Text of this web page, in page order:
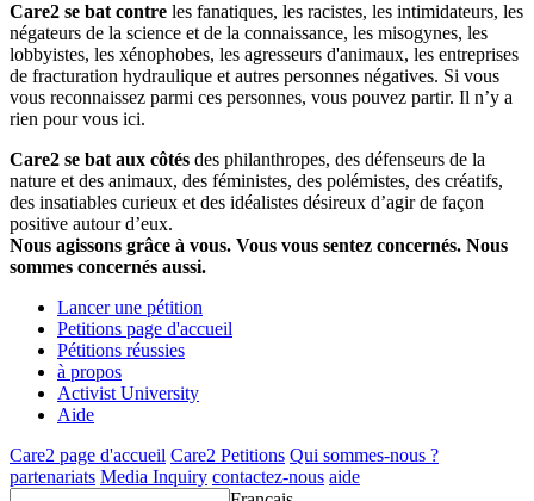
Care2 se bat contre les fanatiques, les racistes, les intimidateurs, les
négateurs de la science et de la connaissance, les misogynes, les
lobbyistes, les xénophobes, les agresseurs d'animaux, les entreprises
de fracturation hydraulique et autres personnes négatives. Si vous
vous reconnaissez parmi ces personnes, vous pouvez partir. Il n’y a
rien pour vous ici.
Care2 se bat aux côtés des philanthropes, des défenseurs de la
nature et des animaux, des féministes, des polémistes, des créatifs,
des insatiables curieux et des idéalistes désireux d’agir de façon
positive autour d’eux.
Nous agissons grâce à vous. Vous vous sentez concernés. Nous
sommes concernés aussi.
Lancer une pétition
Petitions page d'accueil
Pétitions réussies
à propos
Activist University
Aide
Care2 page d'accueil Care2 Petitions Qui sommes-nous ?
partenariats Media Inquiry contactez-nous aide